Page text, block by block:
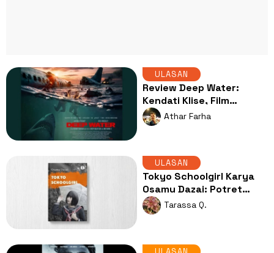
ULASAN
Review Deep Water:
Kendati Klise, Film
Serangan Hiu Selalu Seru
Ditonton!
Athar Farha
ULASAN
Tokyo Schoolgirl Karya
Osamu Dazai: Potret
Kecemasan Remaja yang
Mengusik
Tarassa Q.